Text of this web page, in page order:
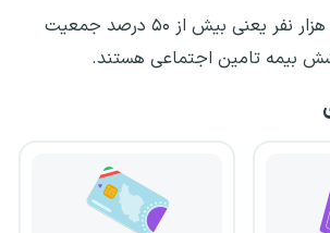
به گزارش ایرنا ، ۶۲۰ هزار نفر یعنی بیش از ۵۰ درصد جمعیت
بیمه تامین اجتماعی هستند.